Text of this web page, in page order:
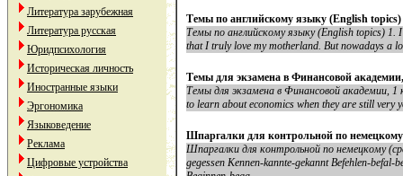
Литература зарубежная
Литература русская
Юридпсихология
Историческая личность
Иностранные языки
Эргономика
Языковедение
Реклама
Цифровые устройства
Темы по английскому языку (English topics)
Темы по английскому языку (English topics) 1.
that I truly love my motherland. But nowadays a
Темы для экзамена в Финансовой
Темы для экзамена в Финансовой академии, 1
to learn about economics when they are still very
Шпаргалки для контрольной по немецкому
Шпаргалки для контрольной по немецкому
gegessen Kennen-kannte-gekannt Befehlen-